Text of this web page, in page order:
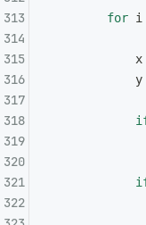
        for
i
            x
            y